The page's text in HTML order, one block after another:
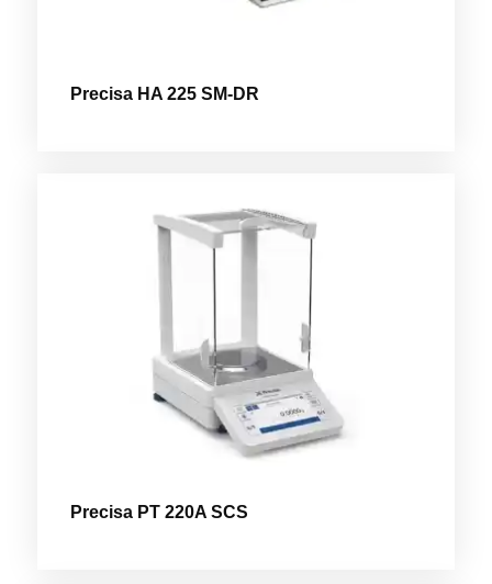
Precisa HA 225 SM-DR
Precisa PT 220A SCS